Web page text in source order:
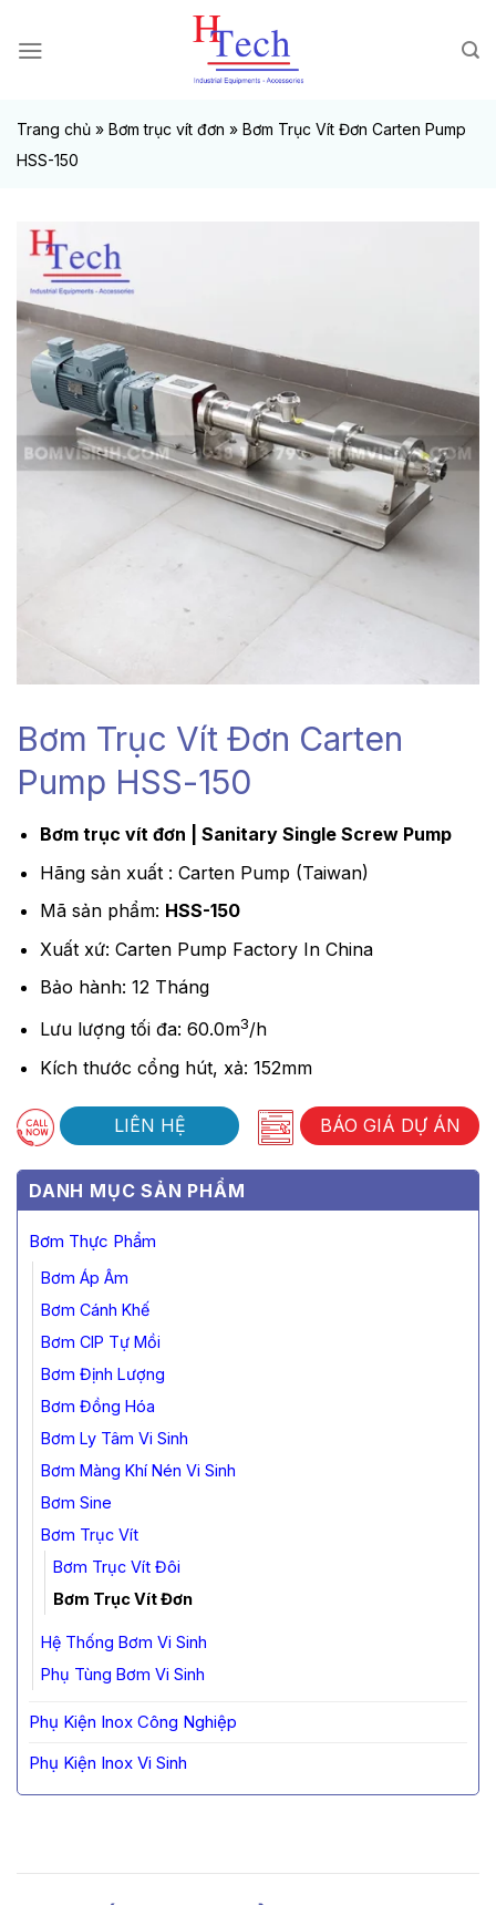
đến
Trang chủ » Bơm trục vít đơn » Bơm Trục Vít Đơn Carten Pump
HSS-150
DANH MỤC SẢN PHẨM
Bơm Thực Phẩm
Bơm Áp Âm
Bơm Cánh Khế
Bơm CIP Tự Mồi
Bơm Định Lượng
Bơm Đồng Hóa
Bơm Ly Tâm Vi Sinh
Bơm Màng Khí Nén Vi Sinh
Bơm Sine
Bơm Trục Vít
Bơm Trục Vít Đôi
Bơm Trục Vít Đơn
Hệ Thống Bơm Vi Sinh
Phụ Tùng Bơm Vi Sinh
Phụ Kiện Inox Công Nghiệp
Phụ Kiện Inox Vi Sinh
Bơm Trục Vít Đơn Carten
Pump HSS-150
Bơm trục vít đơn | Sanitary Single Screw Pump
Hãng sản xuất : Carten Pump (Taiwan)
Mã sản phẩm: HSS-150
Xuất xứ: Carten Pump Factory In China
Bảo hành: 12 Tháng
Lưu lượng tối đa: 60.0m3/h
Kích thước cổng hút, xả: 152mm
LIÊN HỆ BÁO GIÁ DỰ ÁN